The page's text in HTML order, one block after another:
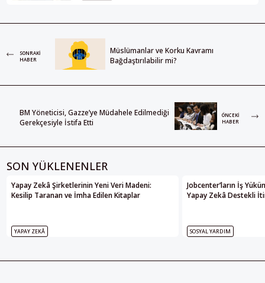
SONRAKI
HABER
Müslümanlar ve Korku Kavramı
Bağdaştırılabilir mi?
BM Yöneticisi, Gazze’ye Müdahele Edilmediği
Gerekçesiyle İstifa Etti
ÖNCEKI
HABER
SON YÜKLENENLER
Yapay Zekâ Şirketlerinin Yeni Veri Madeni:
Kesilip Taranan ve İmha Edilen Kitaplar
YAPAY ZEKÂ
Jobcenter’ların İş
Yapay Zekâ Destekli
SOSYAL YARDIM